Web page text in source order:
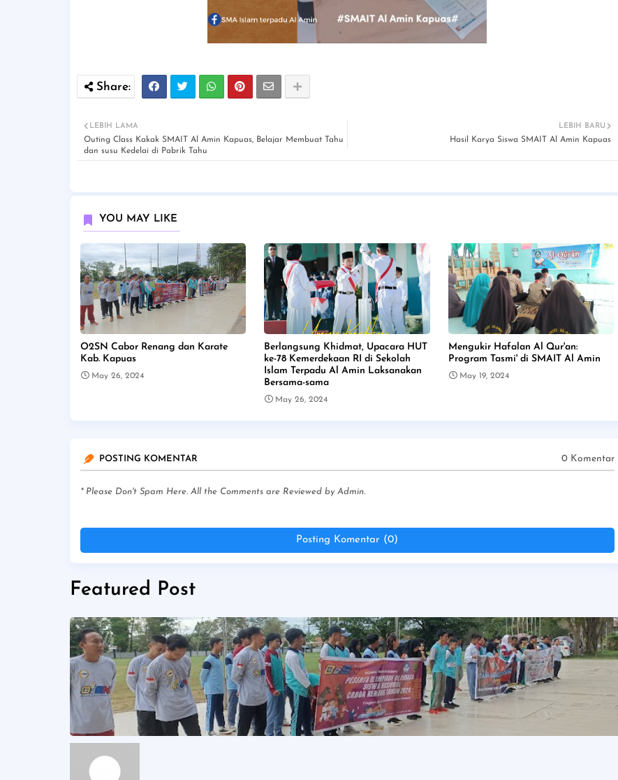
LEBIH BARU
Hasil Karya Siswa SMAIT Al Amin Kapuas
LEBIH LAMA
Outing Class Kakak SMAIT Al Amin Kapuas, Belajar Membuat Tahu
dan susu Kedelai di Pabrik Tahu
YOU MAY LIKE
O2SN Cabor Renang dan Karate
Kab. Kapuas
May 26, 2024
Berlangsung Khidmat, Upacara HUT
ke-78 Kemerdekaan RI di Sekolah
Islam Terpadu Al Amin Laksanakan
Bersama-sama
May 26, 2024
Mengukir Hafalan Al Qur'an:
Program Tasmi' di SMAIT Al Amin
May 19, 2024
POSTING KOMENTAR 0 Komentar
* Please Don't Spam Here. All the Comments are Reviewed by Admin.
Posting Komentar (0)
Featured Post